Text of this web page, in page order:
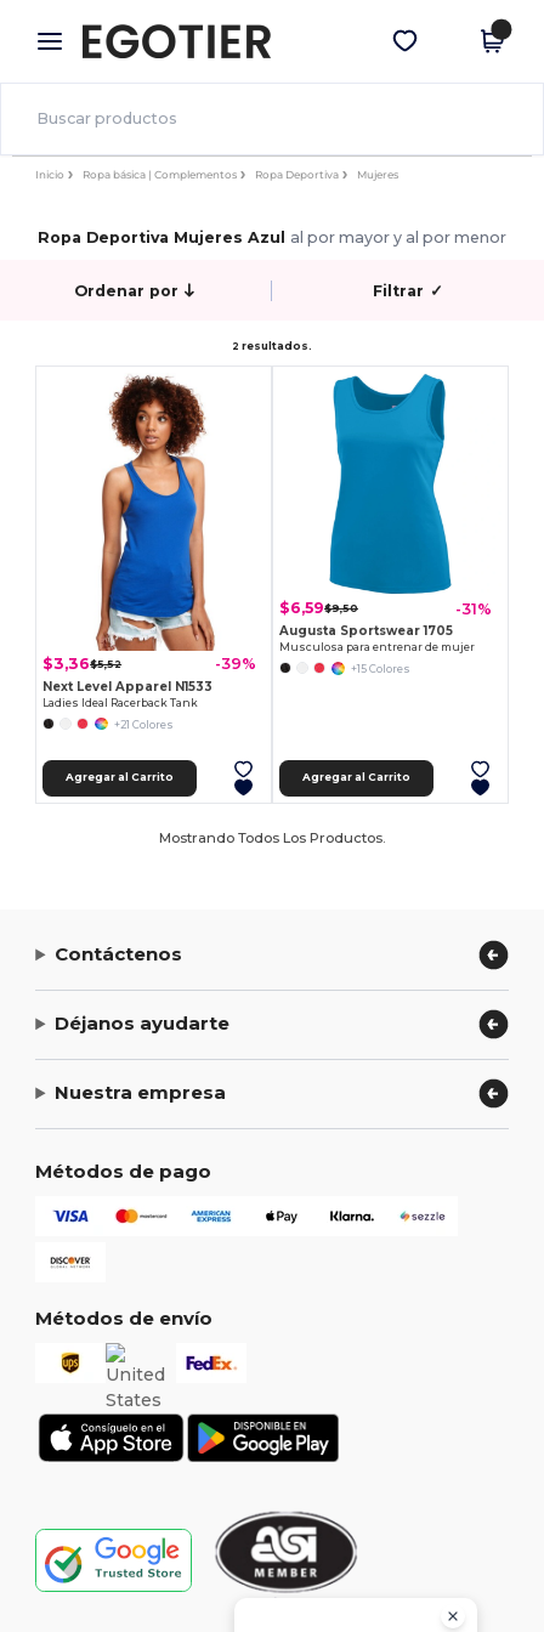
× App de Egotier
¡Mejores precios en app!
Descargar app
Inicio Ropa básica | Complementos Ropa Deportiva Mujeres
Ropa Deportiva Mujeres Azul al por mayor y al por menor
Ordenar por Filtrar ✓
2 resultados.
$3,36$5,52 -39%
Next Level Apparel N1533
Ladies Ideal Racerback Tank
+21 Colores
Agregar al Carrito
$6,59$9,50 -31%
Augusta Sportswear 1705
Musculosa para entrenar de mujer
+15 Colores
Agregar al Carrito
Mostrando Todos Los Productos.
Contáctenos
Déjanos ayudarte
Nuestra empresa
Métodos de pago
Métodos de envío